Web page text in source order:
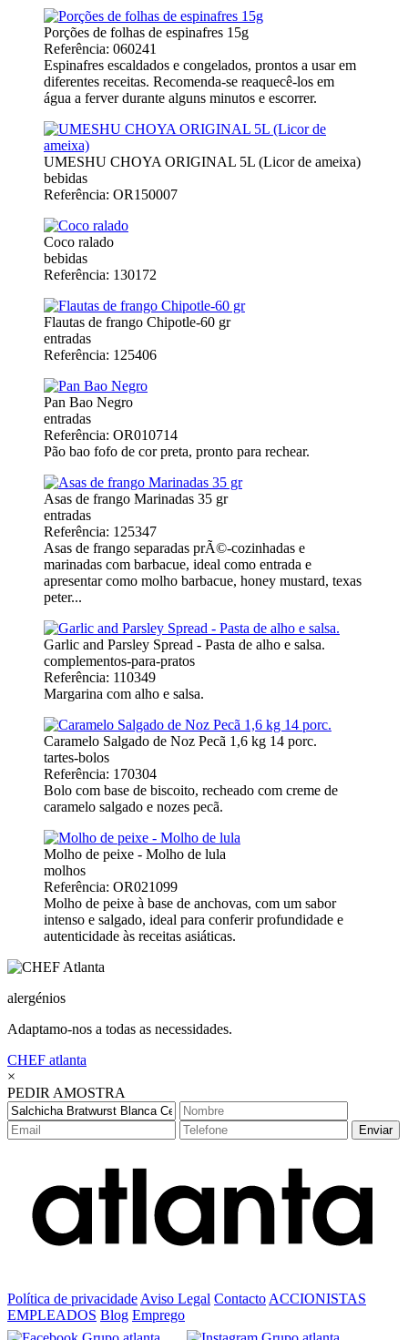
Porções de folhas de espinafres 15g
Referência: 060241
Espinafres escaldados e congelados, prontos a usar em
diferentes receitas. Recomenda-se reaquecê-los em
água a ferver durante alguns minutos e escorrer.
UMESHU CHOYA ORIGINAL 5L (Licor de ameixa)
bebidas
Referência: OR150007
Coco ralado
bebidas
Referência: 130172
Flautas de frango Chipotle-60 gr
entradas
Referência: 125406
Pan Bao Negro
entradas
Referência: OR010714
Pão bao fofo de cor preta, pronto para rechear.
Asas de frango Marinadas 35 gr
entradas
Referência: 125347
Asas de frango separadas prÃ©-cozinhadas e
marinadas com barbacue, ideal como entrada e
apresentar como molho barbacue, honey mustard, texas
peter...
Garlic and Parsley Spread - Pasta de alho e salsa.
complementos-para-pratos
Referência: 110349
Margarina com alho e salsa.
Caramelo Salgado de Noz Pecã 1,6 kg 14 porc.
tartes-bolos
Referência: 170304
Bolo com base de biscoito, recheado com creme de
caramelo salgado e nozes pecã.
Molho de peixe - Molho de lula
molhos
Referência: OR021099
Molho de peixe à base de anchovas, com um sabor
intenso e salgado, ideal para conferir profundidade e
autenticidade às receitas asiáticas.
alergénios
Adaptamo-nos a todas as necessidades.
CHEF atlanta
×
PEDIR AMOSTRA
Enviar
Política de privacidade Aviso Legal Contacto ACCIONISTAS
EMPLEADOS Blog Emprego